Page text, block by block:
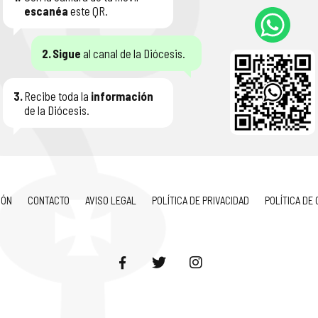
escanéa este QR.
2.Sigue al canal de la Diócesis.
3.Recibe toda la información
de la Diócesis.
CONTACTO AVISO LEGAL POLÍTICA DE PRIVACIDAD POLÍTICA DE